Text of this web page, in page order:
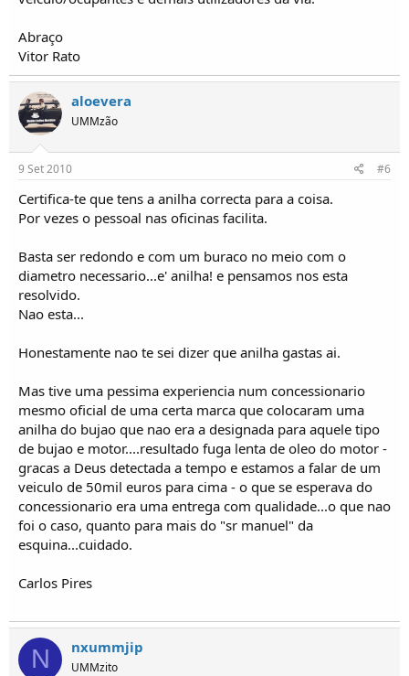
Abraço
Vitor Rato
aloevera
UMMzão
9 Set 2010 #6
Certifica-te que tens a anilha correcta para a coisa.
Por vezes o pessoal nas oficinas facilita.
Basta ser redondo e com um buraco no meio com o
diametro necessario...e' anilha! e pensamos nos esta
resolvido.
Nao esta...
Honestamente nao te sei dizer que anilha gastas ai.
Mas tive uma pessima experiencia num concessionario
mesmo oficial de uma certa marca que colocaram uma
anilha do bujao que nao era a designada para aquele tipo
de bujao e motor....resultado fuga lenta de oleo do motor -
gracas a Deus detectada a tempo e estamos a falar de um
veiculo de 50mil euros para cima - o que se esperava do
concessionario era uma entrega com qualidade...o que nao
foi o caso, quanto para mais do "sr manuel" da
esquina...cuidado.
Carlos Pires
N nxummjip
UMMzito